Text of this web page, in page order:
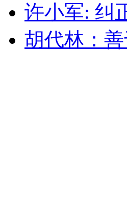
许小军: 纠
胡代林：善